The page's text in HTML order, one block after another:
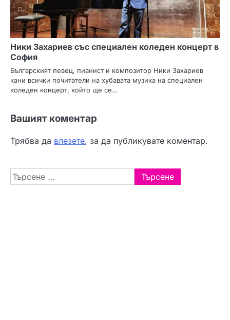
Ники Захариев със специален коледен концерт в
София
Българският певец, пианист и композитор Ники Захариев
кани всички почитатели на хубавата музика на специален
коледен концерт, който ще се…
Вашият коментар
Трябва да влезете, за да публикувате коментар.
Търсене
за: